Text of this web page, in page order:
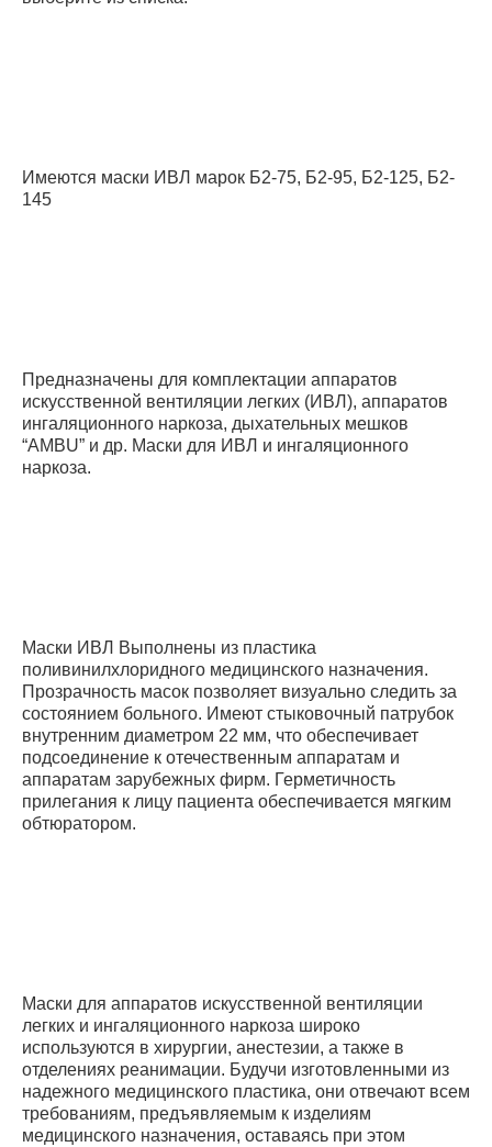
Имеются маски ИВЛ марок Б2-75, Б2-95, Б2-125, Б2-
145
Предназначены для комплектации аппаратов
искусственной вентиляции легких (ИВЛ), аппаратов
ингаляционного наркоза, дыхательных мешков
“АМВU” и др. Маски для ИВЛ и ингаляционного
наркоза.
Маски ИВЛ Выполнены из пластика
поливинилхлоридного медицинского назначения.
Прозрачность масок позволяет визуально следить за
состоянием больного. Имеют стыковочный патрубок
внутренним диаметром 22 мм, что обеспечивает
подсоединение к отечественным аппаратам и
аппаратам зарубежных фирм. Герметичность
прилегания к лицу пациента обеспечивается мягким
обтюратором.
Маски для аппаратов искусственной вентиляции
легких и ингаляционного наркоза широко
используются в хирургии, анестезии, а также в
отделениях реанимации. Будучи изготовленными из
надежного медицинского пластика, они отвечают всем
требованиям, предъявляемым к изделиям
медицинского назначения, оставаясь при этом